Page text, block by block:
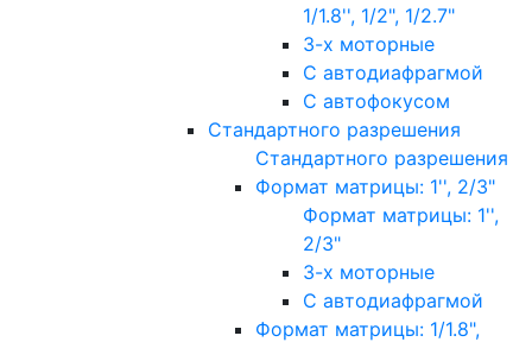
1/1.8'', 1/2", 1/2.7"
3-х моторные
С автодиафрагмой
С автофокусом
Стандартного разрешения
Стандартного разрешения
Формат матрицы: 1'', 2/3"
Формат матрицы: 1'',
2/3"
3-х моторные
С автодиафрагмой
Формат матрицы: 1/1.8",